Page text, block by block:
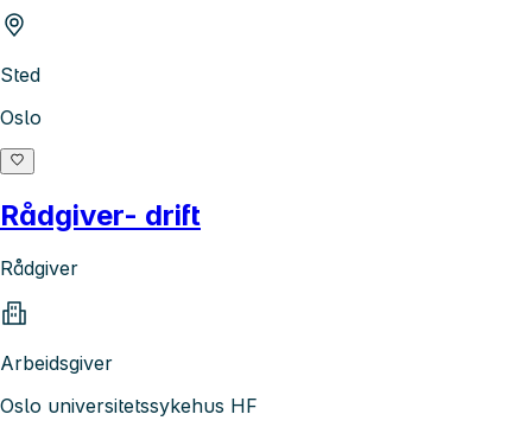
Sted
Oslo
Rådgiver- drift
Rådgiver
Arbeidsgiver
Oslo universitetssykehus HF